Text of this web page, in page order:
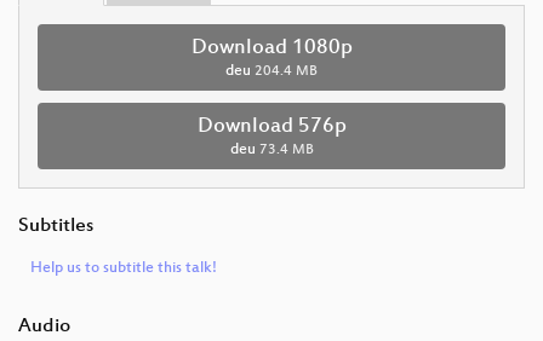
Download 1080p
deu 204.4 MB
Download 576p
deu 73.4 MB
Subtitles
Help us to subtitle this talk!
Audio